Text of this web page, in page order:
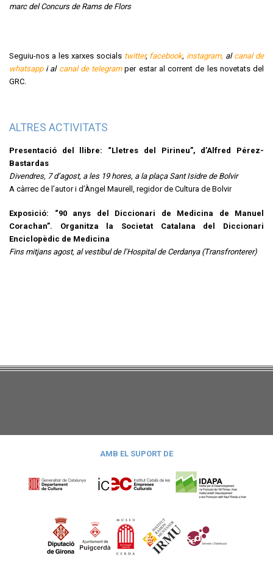
marc del Concurs de Rams de Flors
Seguiu-nos a les xarxes socials twitter, facebook, instagram, al canal de
whatsappi al canal de telegramper estar al corrent de les novetats del
GRC.
ALTRES ACTIVITATS
Presentació del llibre: “Lletres del Pirineu”, d’Alfred Pérez-
Bastardas
Divendres, 7 d’agost, a les 19 hores, a la plaça Sant Isidre de Bolvir
A càrrec de l’autor i d’Àngel Maurell, regidor de Cultura de Bolvir
Exposició: “90 anys del Diccionari de Medicina de Manuel
Corachan”. Organitza la Societat Catalana del Diccionari
Enciclopèdic de Medicina
Fins mitjans agost, al vestíbul de l’Hospital de Cerdanya (Transfronterer)
AMB EL SUPORT DE